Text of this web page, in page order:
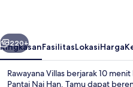
Berikutnya
220+
RingkasanFasilitasLokasiHarga
Rawayana Villas berjarak 10
Pantai Nai Han. Tamu dapat